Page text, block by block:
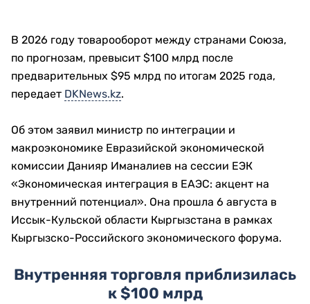
В 2026 году товарооборот между странами Союза,
по прогнозам, превысит $100 млрд после
предварительных $95 млрд по итогам 2025 года,
передает DKNews.kz.
Об этом заявил министр по интеграции и
макроэкономике Евразийской экономической
комиссии Данияр Иманалиев на сессии ЕЭК
«Экономическая интеграция в ЕАЭС: акцент на
внутренний потенциал». Она прошла 6 августа в
Иссык-Кульской области Кыргызстана в рамках
Кыргызско-Российского экономического форума.
Внутренняя торговля приблизилась
к $100 млрд